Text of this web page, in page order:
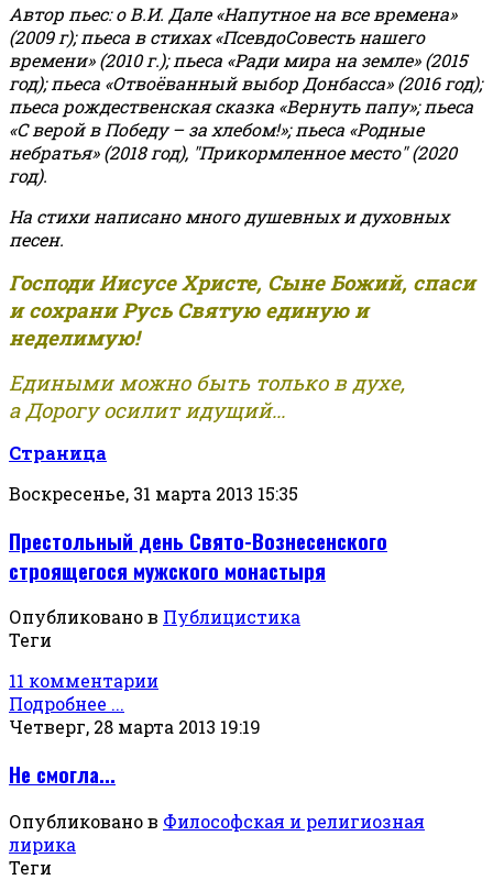
Автор пьес: о В.И. Дале «Напутное на все времена»
(2009 г); пьеса в стихах «ПсевдоСовесть нашего
времени» (2010 г.); пьеса «Ради мира на земле» (2015
год); пьеса «Отвоёванный выбор Донбасса» (2016 год);
пьеса рождественская сказка «Вернуть папу»; пьеса
«С верой в Победу – за хлебом!»;пьеса «Родные
небратья» (2018 год), "Прикормленное место" (2020
год).
На стихи написано много душевных и духовных
песен.
Господи Иисусе Христе, Сыне Божий, спаси
и сохрани Русь Святую единую и
неделимую!
Едиными можно быть только в духе,
а Дорогу осилит идущий...
Страница
Воскресенье, 31 марта 2013 15:35
Престольный день Свято-Вознесенского
строящегося мужского монастыря
Опубликовано в Публицистика
Теги
11 комментарии
Подробнее ...
Четверг, 28 марта 2013 19:19
Не смогла...
Опубликовано в Философская и религиозная
лирика
Теги